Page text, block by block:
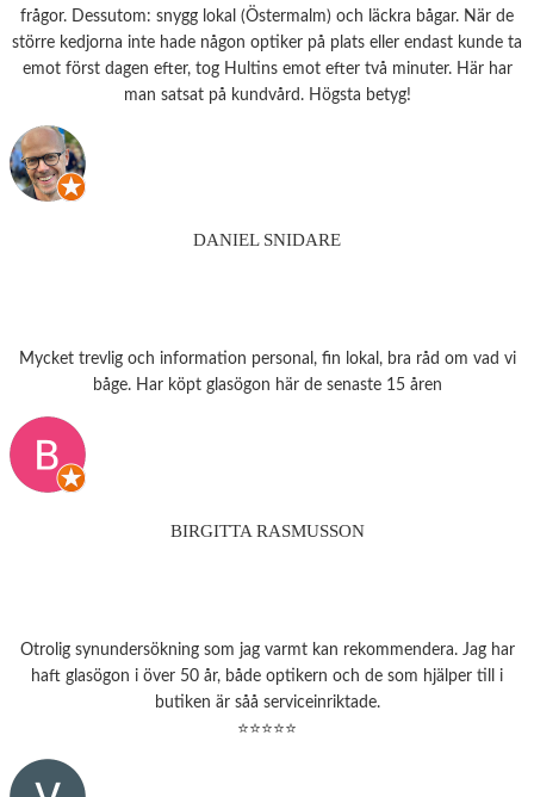
frågor. Dessutom: snygg lokal (Östermalm) och läckra bågar. När de
större kedjorna inte hade någon optiker på plats eller endast kunde ta
emot först dagen efter, tog Hultins emot efter två minuter. Här har
man satsat på kundvård. Högsta betyg!
DANIEL SNIDARE
Mycket trevlig och information personal, fin lokal, bra råd om vad vi
båge. Har köpt glasögon här de senaste 15 åren
BIRGITTA RASMUSSON
Otrolig synundersökning som jag varmt kan rekommendera. Jag har
haft glasögon i över 50 år, både optikern och de som hjälper till i
butiken är såå serviceinriktade.
⭐⭐⭐⭐⭐